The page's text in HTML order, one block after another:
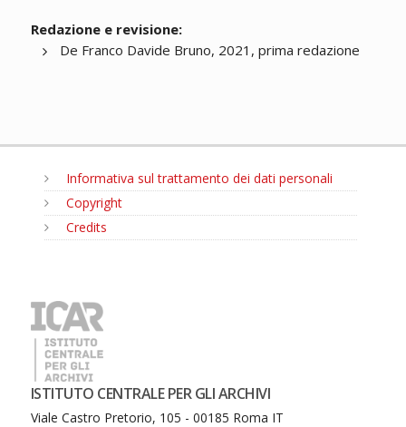
Redazione e revisione:
De Franco Davide Bruno, 2021, prima redazione
Informativa sul trattamento dei dati personali
Copyright
Credits
ISTITUTO CENTRALE PER GLI ARCHIVI
Viale Castro Pretorio, 105 - 00185 Roma IT